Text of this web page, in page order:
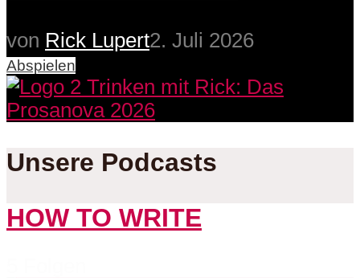
von Rick Lupert2. Juli 2026
Abspielen
Unsere Podcasts
HOW TO WRITE